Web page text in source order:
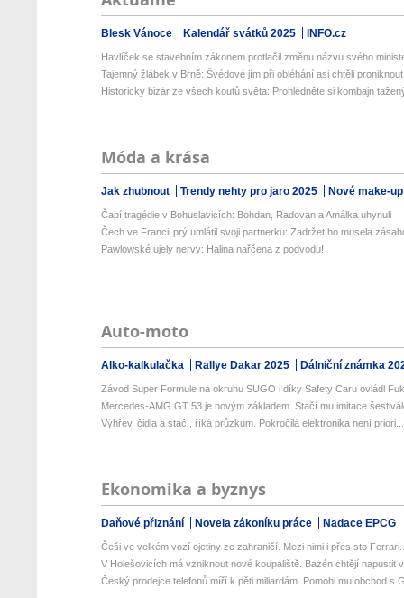
Blesk Vánoce Kalendář svátků 2025 INFO.cz
Havlíček se stavebním zákonem protlačil změnu názvu svého
Tajemný žlábek v Brně: Švédové jím při obléhání asi chtěli
Historický bizár ze všech koutů světa: Prohlédněte si kombajn
Móda a krása
Jak zhubnout Trendy nehty pro jaro 2025 Nové make-
Čapí tragédie v Bohuslavicích: Bohdan, Radovan a Amálka uhynuli
Čech ve Francii prý umlátil svoji partnerku: Zadržet ho musela
Pawlowské ujely nervy: Halina nařčena z podvodu!
Auto-moto
Alko-kalkulačka Rallye Dakar 2025 Dálniční známka
Závod Super Formule na okruhu SUGO i díky Safety Caru ovládl
Mercedes-AMG GT 53 je novým základem. Stačí mu imitace
Výhřev, čidla a stačí, říká průzkum. Pokročilá elektronika není priori...
Ekonomika a byznys
Daňové přiznání Novela zákoníku práce Nadace EPCG
Češi ve velkém vozí ojetiny ze zahraničí. Mezi nimi i přes sto
V Holešovicích má vzniknout nové koupaliště. Bazén chtějí napustit
Český prodejce telefonů míří k pěti miliardám. Pomohl mu obchod s